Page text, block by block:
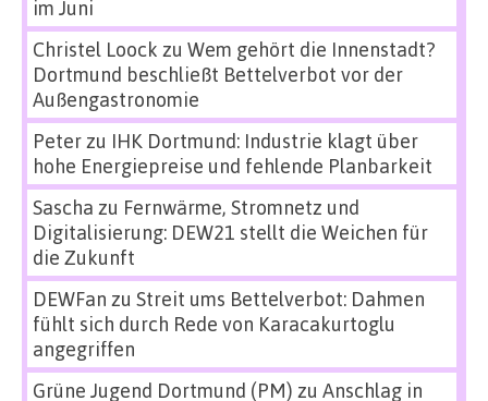
im Juni
Christel Loock zu Wem gehört die Innenstadt?
Dortmund beschließt Bettelverbot vor der
Außengastronomie
Peterzu IHK Dortmund: Industrie klagt über
hohe Energiepreise und fehlende Planbarkeit
Sascha zu Fernwärme, Stromnetz und
Digitalisierung: DEW21 stellt die Weichen für
die Zukunft
DEWFan zu Streit ums Bettelverbot: Dahmen
fühlt sich durch Rede von Karacakurtoglu
angegriffen
Grüne Jugend Dortmund (PM) zu Anschlag in